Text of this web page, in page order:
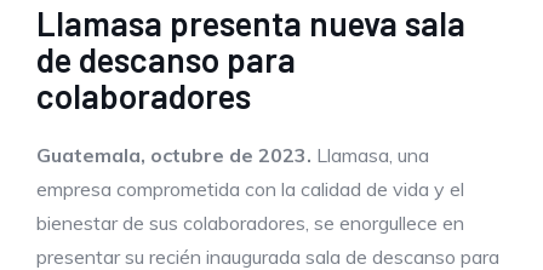
Llamasa presenta nueva sala
de descanso para
colaboradores
Guatemala, octubre de 2023. Llamasa, una
empresa comprometida con la calidad de vida y el
bienestar de sus colaboradores, se enorgullece en
presentar su recién inaugurada sala de descanso para